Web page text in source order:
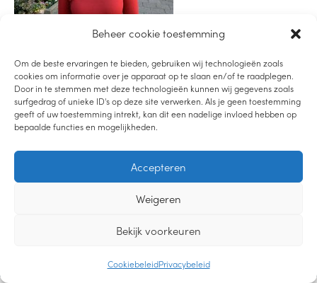
Beheer cookie toestemming
Om de beste ervaringen te bieden, gebruiken wij technologieën zoals
cookies om informatie over je apparaat op te slaan en/of te raadplegen.
Door in te stemmen met deze technologieën kunnen wij gegevens zoals
surfgedrag of unieke ID's op deze site verwerken. Als je geen toestemming
geeft of uw toestemming intrekt, kan dit een nadelige invloed hebben op
bepaalde functies en mogelijkheden.
Accepteren
Weigeren
Bekijk voorkeuren
CookiebeleidPrivacybeleid
LUISTER PODCAST
LEES DE BLOG
BEKIJK YOUTUBE